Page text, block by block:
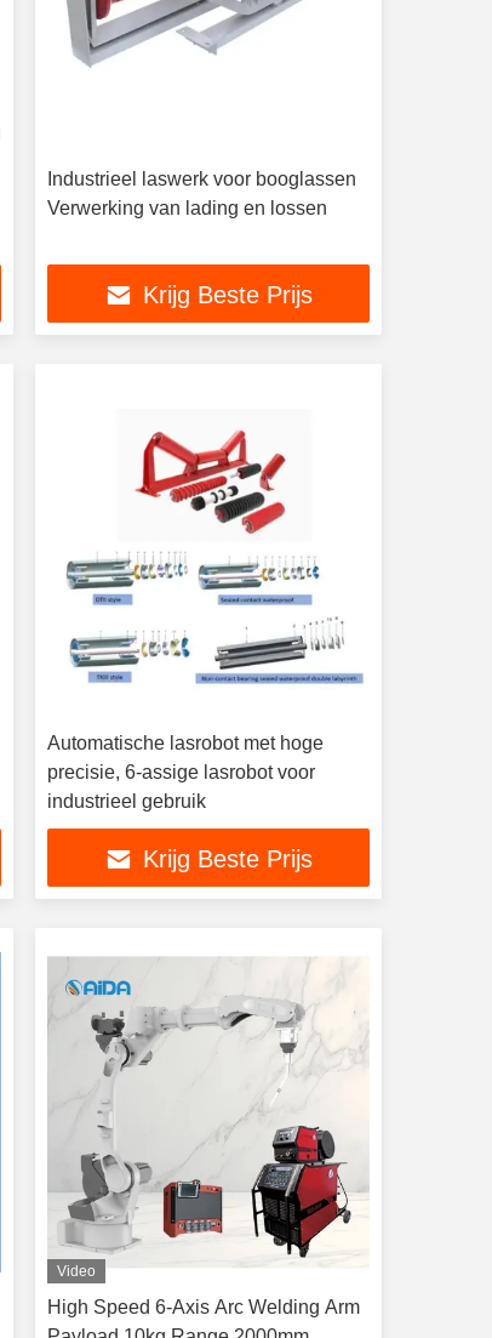
Industrieel laswerk voor booglassen
Verwerking van lading en lossen
Krijg Beste Prijs
Automatische lasrobot met hoge
precisie, 6-assige lasrobot voor
industrieel gebruik
Krijg Beste Prijs
Video
High Speed 6-Axis Arc Welding Arm